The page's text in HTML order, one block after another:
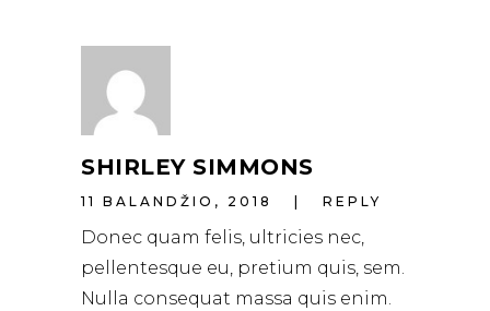
SHIRLEY SIMMONS
11 BALANDŽIO, 2018 REPLY
Donec quam felis, ultricies nec,
pellentesque eu, pretium quis, sem.
Nulla consequat massa quis enim.